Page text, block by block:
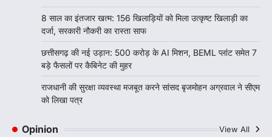
बृजमोहन अग्रवाल ने सीएम को लिखा पत्र
Jagjit Singh Grewal August 5, 2026
कमिश्नरेट के पुनर्गठन, 660 रिक्त पद भरने और 500
अतिरिक्त पुलिसकर्मियों की तैनाती की मांग…
8 साल का इंतजार खत्म: 156 खिलाड़ियों को मिला उत्कृष्ट खिलाड़ी का
दर्जा, सरकारी नौकरी का रास्ता साफ
छत्तीसगढ़ की नई उड़ान: 500 करोड़ के AI मिशन, BEML प्लांट समेत 7
बड़े फैसलों पर कैबिनेट की मुहर
राजधानी की सुरक्षा व्यवस्था मजबूत करने सांसद बृजमोहन अग्रवाल ने सीएम
को लिखा पत्र
Opinion View All